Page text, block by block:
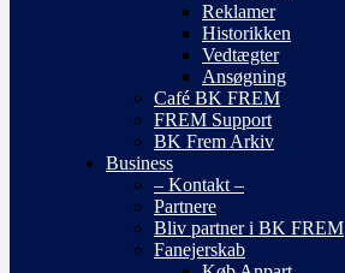
Reklamer
Historikken
Vedtægter
Ansøgning
Café BK FREM
FREM Support
BK Frem Arkiv
Business
– Kontakt –
Partnere
Bliv partner i BK FREM
Fanejerskab